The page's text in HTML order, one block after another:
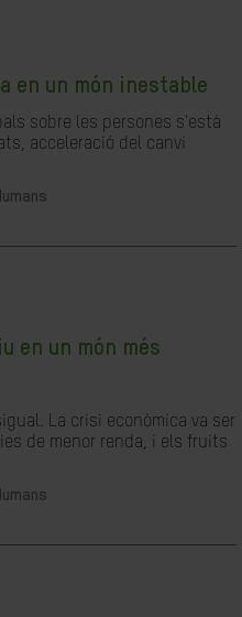
en un món inestable
sobre les persones s'està
acceleració del canvi
en un món més
La crisi econòmica va ser
de menor renda, i els fruits